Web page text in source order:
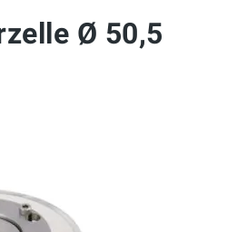
Ø 50,5